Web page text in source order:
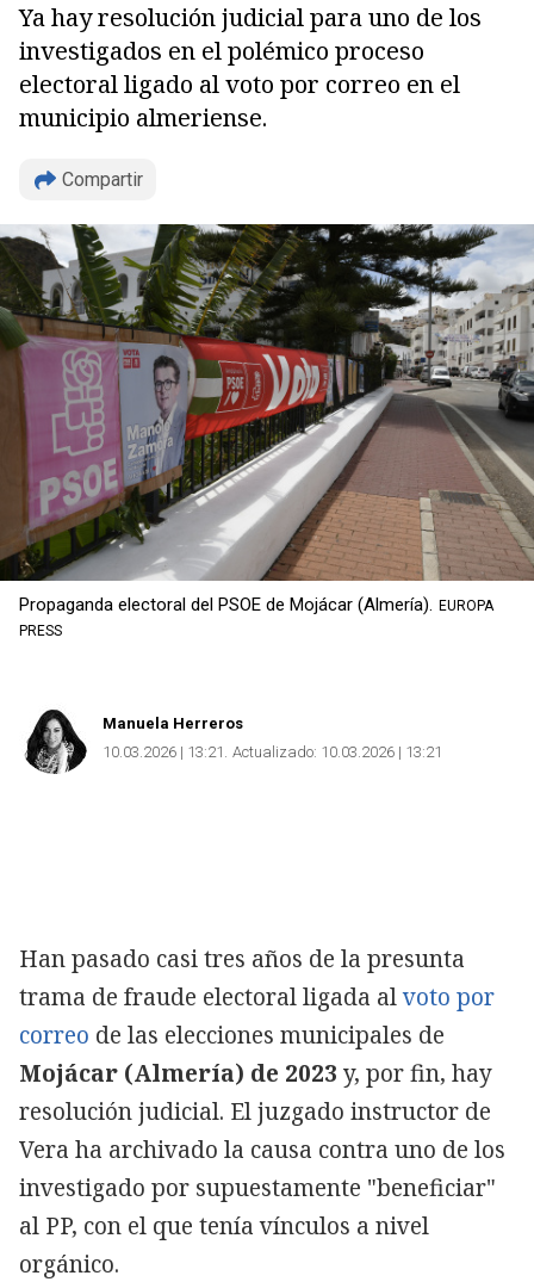
Ya hay resolución judicial para uno de los
investigados en el polémico proceso
electoral ligado al voto por correo en el
municipio almeriense.
Compartir
Copiar
Propaganda electoral del PSOE de Mojácar (Almería). EUROPA
PRESS
Manuela Herreros
10.03.2026 | 13:21 Actualizado: 10.03.2026 | 13:21
Han pasado casi tres años de la presunta
trama de fraude electoral ligada alvoto por
correo de las elecciones municipales de
Mojácar (Almería) de 2023 y, por fin, hay
resolución judicial. El juzgado instructor de
Vera ha archivado la causa contra uno de los
investigado por supuestamente "beneficiar"
al PP, con el que tenía vínculos a nivel
orgánico.